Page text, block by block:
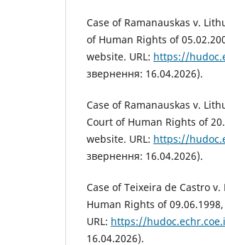
Case of Ramanauskas v.
of Human Rights of
website. URL: https://
звернення: 16.04.2026).
Case of Ramanauskas v.
Court of Human Rights of
website. URL: https://
звернення: 16.04.2026).
Case of Teixeira de Castro
Human Rights of
URL: https://
16.04.2026).